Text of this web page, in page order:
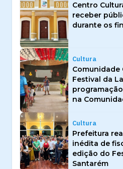
Centro
receber
durante os
Cultura
Comunidade
Festival da
na
Cultura
Prefeitura
inédita de
edição do
Santarém